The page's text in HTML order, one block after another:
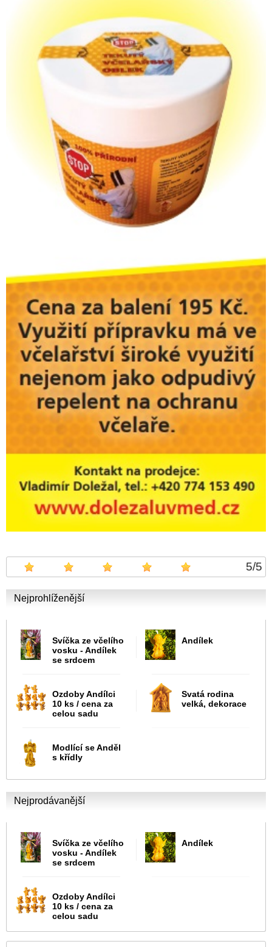
5/5
Nejprohlíženější
Svíčka ze včelího
vosku - Andílek
se srdcem
Andílek
Ozdoby Andílci
10 ks / cena za
celou sadu
Svatá rodina
velká, dekorace
Modlící se Anděl
s křídly
Nejprodávanější
Svíčka ze včelího
vosku - Andílek
se srdcem
Andílek
Ozdoby Andílci
10 ks / cena za
celou sadu